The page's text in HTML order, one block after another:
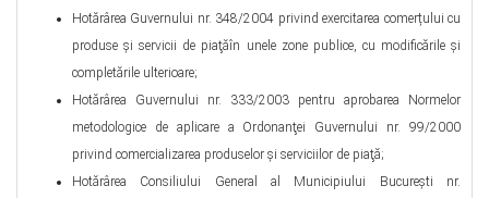
Hotărârea Guvernului nr. 348/2004 privind exercitarea comerțului cu
produse şi servicii de piaţăîn unele zone publice, cu modificările şi
completările ulterioare;
Hotărârea Guvernului nr. 333/2003 pentru aprobarea Normelor
metodologice de aplicare a Ordonanţei Guvernului nr. 99/2000
privind comercializarea produselor şi serviciilor de piaţă;
Hotărârea Consiliului General al Municipiului Bucureşti nr.